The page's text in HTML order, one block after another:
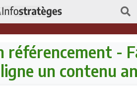
référencement -
un contenu